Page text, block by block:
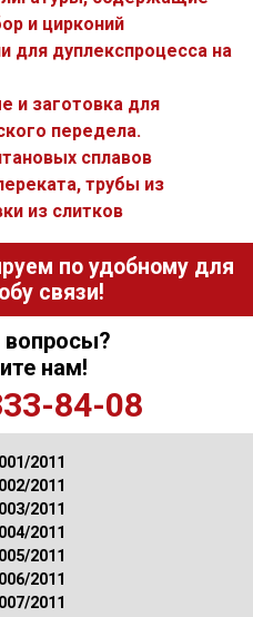
и цирконий
для дуплекспроцесса на
и заготовка для
передела.
сплавов
трубы из
из слитков
по удобному для
связи!
вопросы?
нам!
84-08
2011
2011
2011
2011
2011
2011
2011